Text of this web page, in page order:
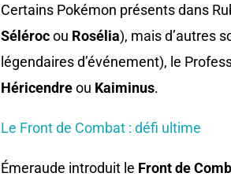
Certains Pokémon présents dans
Sélérocou Rosélia), mais d’autres
légendaires d’événement), le
Héricendreou Kaiminus.
Le Front de Combat : défi ultime
Émeraude introduit le Front de